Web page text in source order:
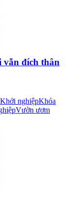
vẫn đích thân
nghiệpKhóa
Vườn ươm